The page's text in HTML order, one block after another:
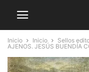
Inicio Inicio Sellos
AJENOS. JESÚS BUENDÍA